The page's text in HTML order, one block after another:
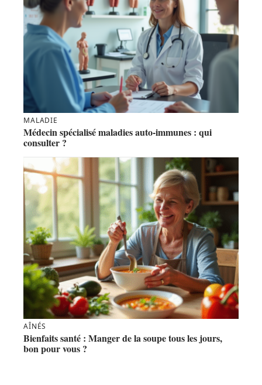
MALADIE
Médecin spécialisé maladies auto-immunes : qui
consulter ?
AÎNÉS
Bienfaits santé : Manger de la soupe tous les jours,
bon pour vous ?